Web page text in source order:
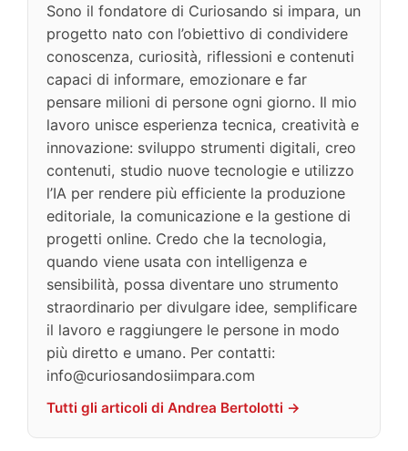
Sono il fondatore di Curiosando si impara, un
progetto nato con l’obiettivo di condividere
conoscenza, curiosità, riflessioni e contenuti
capaci di informare, emozionare e far
pensare milioni di persone ogni giorno. Il mio
lavoro unisce esperienza tecnica, creatività e
innovazione: sviluppo strumenti digitali, creo
contenuti, studio nuove tecnologie e utilizzo
l’IA per rendere più efficiente la produzione
editoriale, la comunicazione e la gestione di
progetti online. Credo che la tecnologia,
quando viene usata con intelligenza e
sensibilità, possa diventare uno strumento
straordinario per divulgare idee, semplificare
il lavoro e raggiungere le persone in modo
più diretto e umano. Per contatti:
info@curiosandosiimpara.com
Tutti gli articoli di Andrea Bertolotti →